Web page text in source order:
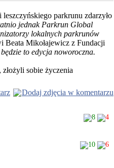
parkrunu zdarzyło
jednak Parkrun Global
lokalnych parkrunów
Beata Mikołajewicz z Fundacji
to edycja noworoczna.
sobie życzenia
Dodaj zdjęcia w komentarzu
8 4
10 6